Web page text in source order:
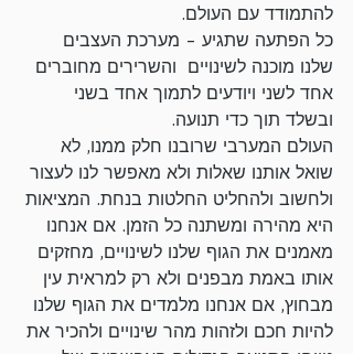
להתמודד עם העולם.
כל הפתעה שתגיע - מערכת העצבים
שלנו מוכנה לשינויים  והשרירים מחוברים
אחד לשני ויודעים לתמוך אחד בשני
ובשלד תוך כדי תנועה.
העולם המערבי שרובנו חלק ממנו, לא
שואל אותנו שאלות ולא מאפשר לנו לעצור
ולחשוב ולהחליט החלטות בנחת. המציאות
היא מהירה ומשתנה כל הזמן. אם אנחנו
מאמנים את הגוף שלנו לשינויים, מחזקים
אותו באמת מבפנים ולא רק למראית עין
מבחוץ, אם אנחנו מלמדים את הגוף שלנו
להיות חכם ולזהות מהר שינויים ולהכיר את